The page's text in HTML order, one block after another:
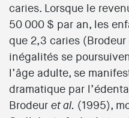
caries. Lorsque le
50 000 $ par an, les
que 2,3 caries (Brodeur
inégalités se
l’âge adulte, se
dramatique par
Brodeur et al. (1995),